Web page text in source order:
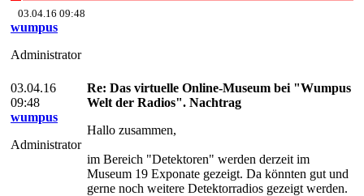
03.04.16 09:48
wumpus
Administrator
03.04.16
09:48
wumpus
Administrator
Re: Das virtuelle Online-Museum bei "Wumpus
Welt der Radios". Nachtrag
Hallo zusammen,
im Bereich "Detektoren" werden derzeit im
Museum 19 Exponate gezeigt. Da könnten gut und
gerne noch weitere Detektorradios gezeigt werden.